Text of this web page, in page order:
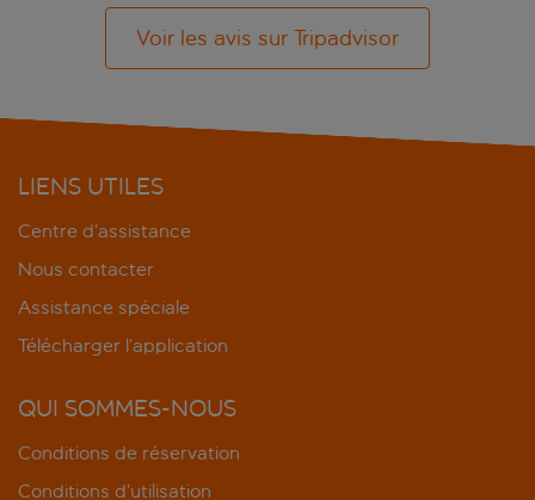
Voir les avis sur Tripadvisor
LIENS UTILES
Centre d’assistance
Nous contacter
Assistance spéciale
Télécharger l’application
QUI SOMMES-NOUS
Conditions de réservation
Conditions d’utilisation